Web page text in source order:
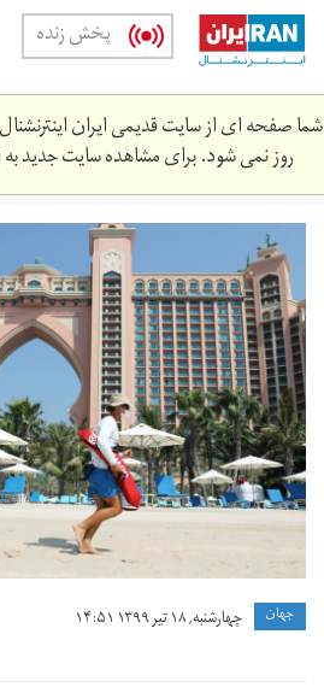
Skip
main
content
پخش زنده
شما صفحه ای از سایت قدیمی ایران
روز نمی شود. برای مشاهده سایت جدید به
2020-
07-
coronavirus-
emirates-
tourism.jpg
جهان چهارشنبه, ۱۸ تیر ۱۳۹۹ ۱۴:۵۱